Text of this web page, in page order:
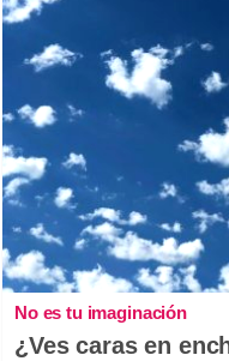
No es tu imaginación
¿Ves caras en